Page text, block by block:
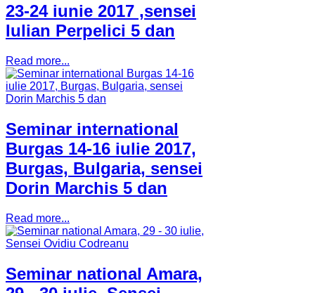
23-24 iunie 2017 ,sensei
Iulian Perpelici 5 dan
Read more...
Seminar international
Burgas 14-16 iulie 2017,
Burgas, Bulgaria, sensei
Dorin Marchis 5 dan
Read more...
Seminar national Amara,